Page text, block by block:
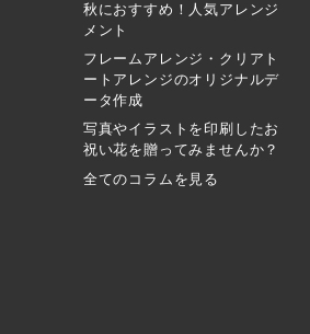
秋におすすめ！人気アレンジ
メント
フレームアレンジ・クリアト
ートアレンジのオリジナルデ
ータ作成
写真やイラストを印刷したお
祝い花を贈ってみませんか？
全てのコラムを見る